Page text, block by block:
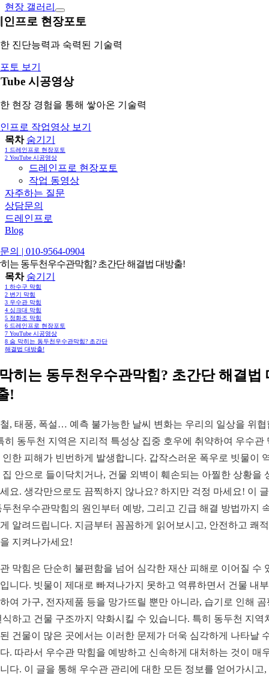
현장 갤러리
인프로 현장포토
진단능력과 숙력된 기술력
토 보기
시공영상
현장 경험을 통해 쌓아온 기술력
프로 작업영상 보기
목차 숨기기
1 드레인프로 현장포토
2 YouTube 시공영상
드레인프로 현장포토
작업 동영상
자주하는 질문
상담문의
드레인프로
Blog
의 | 010-9564-0904
는 동두천우수관막힘? 초간단 해결법 대방출!
목차 숨기기
1 하수구 막힘
2 변기 막힘
3 우수관 막힘
4 싱크대 막힘
5 정화조 막힘
6 드레인프로 현장포토
7 YouTube 시공영상
8 숨 막히는 동두천우수관막힘? 초간단
해결법 대방출!
히는 동두천우수관막힘? 초간단 해결법
!
, 태풍, 폭설… 예측 불가능한 날씨 변화는 우리의 일상을 위협
히 동두천 지역은 지리적 특성상 집중 호우에 취약하여 우수관
인한 피해가 빈번하게 발생합니다. 갑작스러운 폭우로 빗물이
집 안으로 들이닥치거나, 건물 외벽이 훼손되는 아찔한 상황을
요. 생각만으로도 끔찍하지 않나요? 하지만 걱정 마세요! 이
두천우수관막힘의 원인부터 예방, 그리고 긴급 해결 방법까지
알려드립니다. 지금부터 꼼꼼하게 읽어보시고, 안전하고 쾌
지켜나가세요!
막힘은 단순히 불편함을 넘어 심각한 재산 피해로 이어질 수
니다. 빗물이 제대로 빠져나가지 못하고 역류하면서 건물 내
여 가구, 전자제품 등을 망가뜨릴 뿐만 아니라, 습기로 인해 곰
식하고 건물 구조까지 약화시킬 수 있습니다. 특히 동두천 지역
건물이 많은 곳에서는 이러한 문제가 더욱 심각하게 나타날
. 따라서 우수관 막힘을 예방하고 신속하게 대처하는 것이 매
다. 이 글을 통해 우수관 관리에 대한 모든 정보를 얻어가시고,